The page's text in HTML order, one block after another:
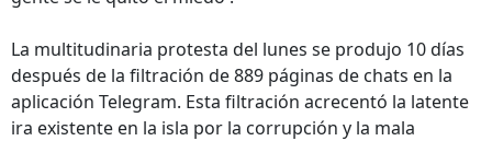
La multitudinaria protesta del lunes se produjo 10 días
después de la filtración de 889 páginas de chats en la
aplicación Telegram. Esta filtración acrecentó la latente
ira existente en la isla por la corrupción y la mala